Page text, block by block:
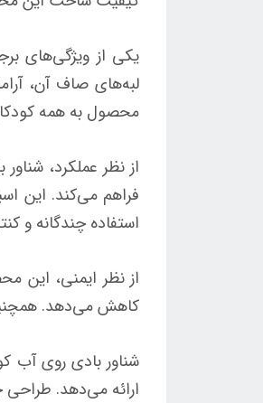
لبه‌های صاف آن،
محصول به همه
فراهم می‌کند. این
استفاده چندگانه و
از نظر ایمنی، این
کاهش می‌دهد.
ارائه می‌دهد. طراحی